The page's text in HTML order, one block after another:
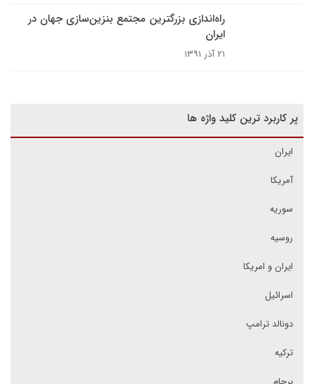
راه‌اندازی بزرگترین مجتمع بنزین‌سازی جهان در
ایران
۲۱ آذر ۱۳۹۱
پر کاربرد ترین کلید واژه ها
ایران
آمریکا
سوریه
روسیه
ایران و امریکا
اسرائیل
دونالد ترامپ
ترکیه